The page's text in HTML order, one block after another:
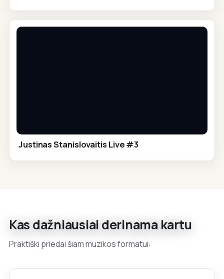
Justinas Stanislovaitis Live #3
Kas dažniausiai derinama kartu
Praktiški priedai šiam muzikos formatui: